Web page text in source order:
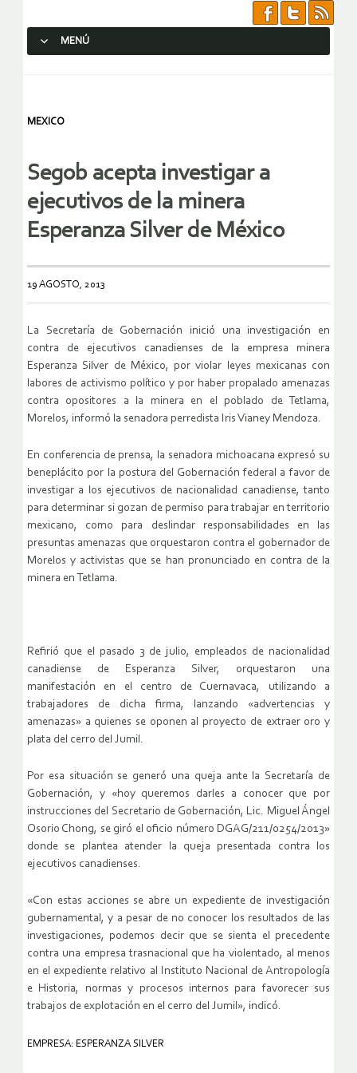
MENÚ
MEXICO
Segob acepta investigar a
ejecutivos de la minera
Esperanza Silver de México
19 AGOSTO, 2013
La Secretaría de Gobernación inició una investigación en
contra de ejecutivos canadienses de la empresa minera
Esperanza Silver de México, por violar leyes mexicanas con
labores de activismo político y por haber propalado amenazas
contra opositores a la minera en el poblado de Tetlama,
Morelos, informó la senadora perredista Iris Vianey Mendoza.
En conferencia de prensa, la senadora michoacana expresó su
beneplácito por la postura del Gobernación federal a favor de
investigar a los ejecutivos de nacionalidad canadiense, tanto
para determinar si gozan de permiso para trabajar en territorio
mexicano, como para deslindar responsabilidades en las
presuntas amenazas que orquestaron contra el gobernador de
Morelos y activistas que se han pronunciado en contra de la
minera en Tetlama.
Refirió que el pasado 3 de julio, empleados de nacionalidad
canadiense de Esperanza Silver, orquestaron una
manifestación en el centro de Cuernavaca, utilizando a
trabajadores de dicha firma, lanzando «advertencias y
amenazas» a quienes se oponen al proyecto de extraer oro y
plata del cerro del Jumil.
Por esa situación se generó una queja ante la Secretaría de
Gobernación, y «hoy queremos darles a conocer que por
instrucciones del Secretario de Gobernación, Lic. Miguel Ángel
Osorio Chong, se giró el oficio número DGAG/211/0254/2013»
donde se plantea atender la queja presentada contra los
ejecutivos canadienses.
«Con estas acciones se abre un expediente de investigación
gubernamental, y a pesar de no conocer los resultados de las
investigaciones, podemos decir que se sienta el precedente
contra una empresa trasnacional que ha violentado, al menos
en el expediente relativo al Instituto Nacional de Antropología
e Historia, normas y procesos internos para favorecer sus
trabajos de explotación en el cerro del Jumil», indicó.
EMPRESA: ESPERANZA SILVER